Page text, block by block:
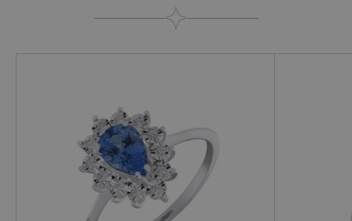
Prezzo su richiesta